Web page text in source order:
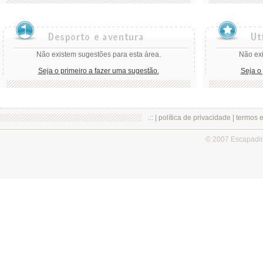
Não existem sugestões para esta área.
Seja o primeiro a fazer uma sugestão.
Não
Seja o
.:: | política de privacidade termos
© 2007